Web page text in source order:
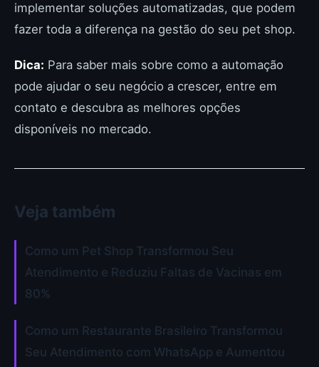
implementar soluções automatizadas, que podem
fazer toda a diferença na gestão do seu pet shop.
Dica: Para saber mais sobre como a automação
pode ajudar o seu negócio a crescer, entre em
contato e descubra as melhores opções
disponíveis no mercado.
Veja também
Como um Pet Shop Transformou Seu
Atendimento e Reduziu Faltas de Vacinas em
80%
Como um Restaurante Brasileiro Transformou
Seu Atendimento com WhatsApp e Aumentou